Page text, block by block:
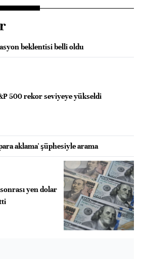
beklentisi belli oldu
500 rekor seviyeye yükseldi
aklama' şüphesiyle arama
yen dolar